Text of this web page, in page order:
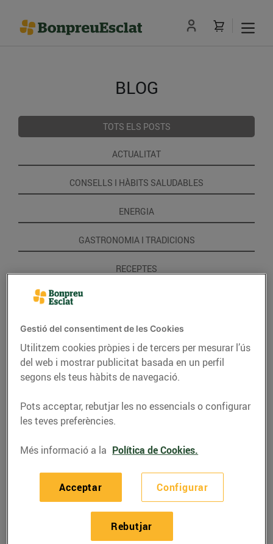
BLOG
TOTS ELS POSTS
ACTUALITAT
CONSELLS I HÀBITS SALUDABLES
ENERGIA
GASTRONOMIA I TRADICIONS
RECEPTES
CONSELLS I HÀBITS SALUDABLES
Decàleg de
l'alimentació saludable
Gestió del consentiment de les Cookies
Utilitzem cookies pròpies i de tercers per mesurar l’ús
del web i mostrar publicitat basada en un perfil
segons els teus hàbits de navegació.
Pots acceptar, rebutjar les no essencials o configurar
les teves preferències.
Més informació a la Política de Cookies.
Configurar
Rebutjar
Acceptar